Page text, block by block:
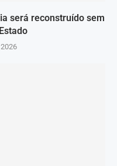
será reconstruído sem